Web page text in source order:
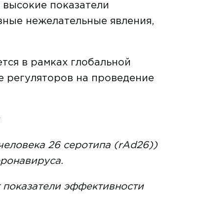
показатели
нежелательные явления,
в рамках глобальной
на проведение
26 серотипа (rАd26))
эффективности